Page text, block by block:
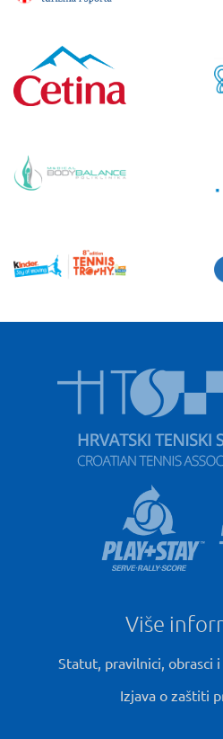
Više
Statut, pravilnici, obrasci
Izjava o zaštiti